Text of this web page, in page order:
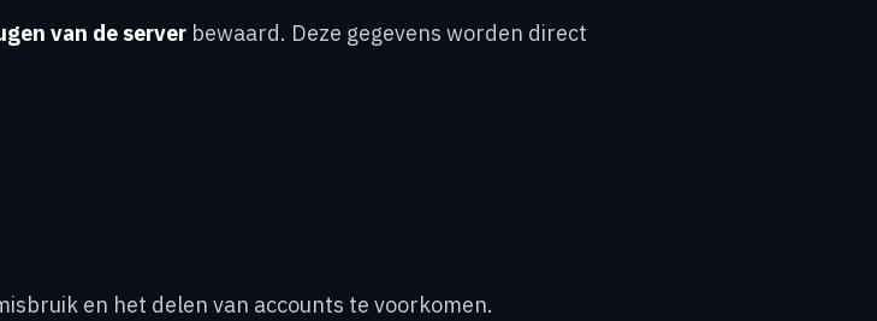
van de server bewaard. Deze gegevens worden direct
en het delen van accounts te voorkomen.